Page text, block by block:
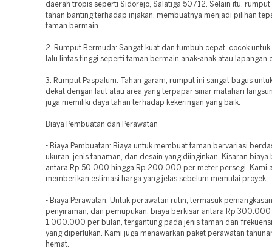
daerah tropis seperti Sidorejo, Salatiga 50712. Selain itu, rumput
tahan banting terhadap injakan, membuatnya menjadi pilihan
taman bermain.
2. Rumput Bermuda: Sangat kuat dan tumbuh cepat, cocok
lalu lintas tinggi seperti taman bermain anak-anak atau lapangan
3. Rumput Paspalum: Tahan garam, rumput ini sangat bagus
dekat dengan laut atau area yang terpapar sinar matahari
juga memiliki daya tahan terhadap kekeringan yang baik.
Biaya Pembuatan dan Perawatan
- Biaya Pembuatan: Biaya untuk membuat taman bervariasi
ukuran, jenis tanaman, dan desain yang diinginkan. Kisaran biaya
antara Rp 50.000 hingga Rp 200.000 per meter persegi. Kami
memberikan estimasi harga yang jelas sebelum memulai proyek.
- Biaya Perawatan: Untuk perawatan rutin, termasuk
penyiraman, dan pemupukan, biaya berkisar antara Rp 300.000
1.000.000 per bulan, tergantung pada jenis taman dan
yang diperlukan. Kami juga menawarkan paket perawatan
hemat.